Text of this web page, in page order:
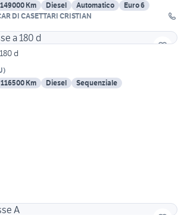
149000 Km Diesel Automatico
Euro 6
DI CASETTARI CRISTIAN
d
)
116500 Km Diesel
Sequenziale